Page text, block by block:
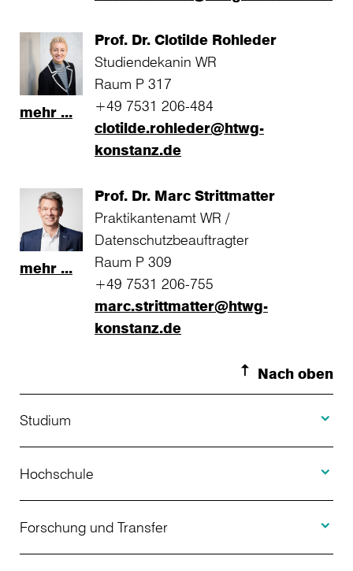
mehr ...
Prof. Dr. Clotilde Rohleder
Studiendekanin WR
Raum P 317
+49 7531 206-484
clotilde.rohleder@htwg-
konstanz.de
mehr ...
Prof. Dr. Marc Strittmatter
Praktikantenamt WR /
Datenschutzbeauftragter
Raum P 309
+49 7531 206-755
marc.strittmatter@htwg-
konstanz.de
Nach oben
Studium
Studienangebot
Bewerbung
Hochschule
Über uns
Forschung und Transfer